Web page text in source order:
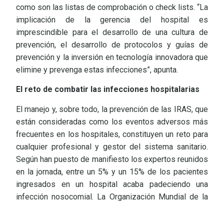
como son las listas de comprobación o check lists. “La
implicación de la gerencia del hospital es
imprescindible para el desarrollo de una cultura de
prevención, el desarrollo de protocolos y guías de
prevención y la inversión en tecnología innovadora que
elimine y prevenga estas infecciones”, apunta.
El reto de combatir las infecciones hospitalarias
El manejo y, sobre todo, la prevención de las IRAS, que
están consideradas como los eventos adversos más
frecuentes en los hospitales, constituyen un reto para
cualquier profesional y gestor del sistema sanitario.
Según han puesto de manifiesto los expertos reunidos
en la jornada, entre un 5% y un 15% de los pacientes
ingresados en un hospital acaba padeciendo una
infección nosocomial. La Organización Mundial de la